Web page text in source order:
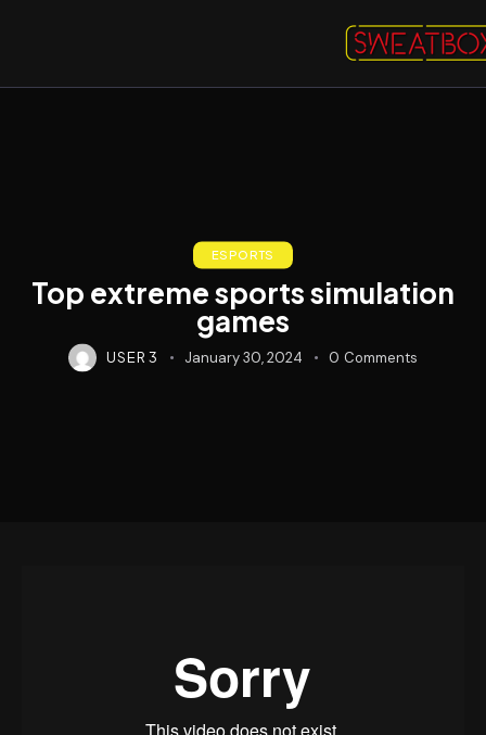
ESPORTS
Top extreme sports simulation
games
USER 3 January 30, 2024 0 Comments